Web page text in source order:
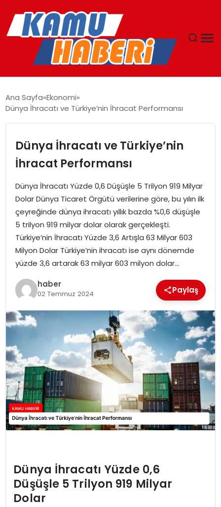
YAŞAM
GÜNCEL
MAGAZIN
EKONOMI
SPOR
TEKNOLOJI
EĞITIM
GENEL
Ana Sayfa Ekonomi
Dünya İhracatı ve Türkiye’nin İhracat Performansı
Dünya İhracatı ve Türkiye’nin
İhracat Performansı
Dünya İhracatı Yüzde 0,6 Düşüşle 5 Trilyon 919 Milyar
Dolar Dünya Ticaret Örgütü verilerine göre, bu yılın ilk
çeyreğinde dünya ihracatı yıllık bazda %0,6 düşüşle
5 trilyon 919 milyar dolar olarak gerçekleşti.
Türkiye’nin İhracatı Yüzde 3,6 Artışla 63 Milyar 603
Milyon Dolar Türkiye’nin ihracatı ise aynı dönemde
yüzde 3,6 artarak 63 milyar 603 milyon dolar…
haber
02 Temmuz 2024 Paylaş
Dünya İhracatı Yüzde 0,6
Düşüşle 5 Trilyon 919 Milyar
Dolar